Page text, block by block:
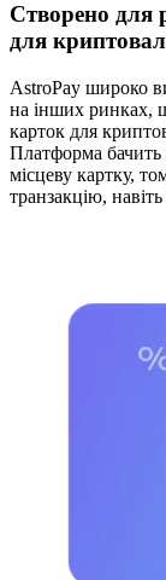
Створено для
для
AstroPay широко
на інших ринках,
карток для
Платформа бачить
місцеву картку,
транзакцію,